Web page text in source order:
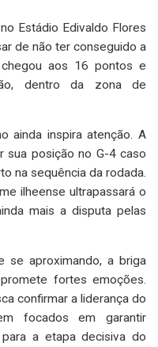
Estádio Edivaldo Flores
de não ter conseguido a
aos 16 pontos e
dentro da zona de
ainda inspira atenção. A
sua posição no G-4 caso
na sequência da rodada.
ilheense ultrapassará o
mais a disputa pelas
se aproximando, a briga
fortes emoções.
confirmar a liderança do
focados em garantir
a etapa decisiva do